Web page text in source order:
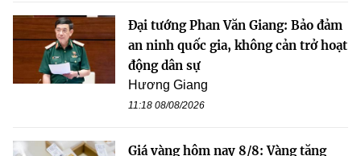
Đại tướng Phan Văn Giang: Bảo đảm
an ninh quốc gia, không cản trở hoạt
động dân sự
Hương Giang
11:18 08/08/2026
Giá vàng hôm nay 8/8: Vàng tăng